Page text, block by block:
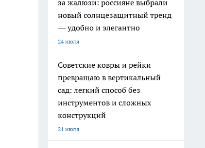
за жалюзи: россияне выбрали
новый солнцезащитный тренд
— удобно и элегантно
24 июля
Советские ковры и рейки
превращаю в вертикальный
сад: легкий способ без
инструментов и сложных
конструкций
21 июля